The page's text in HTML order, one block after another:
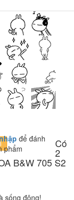
để đánh
phẩm
Có
2
B&W 705 S2
sống động!